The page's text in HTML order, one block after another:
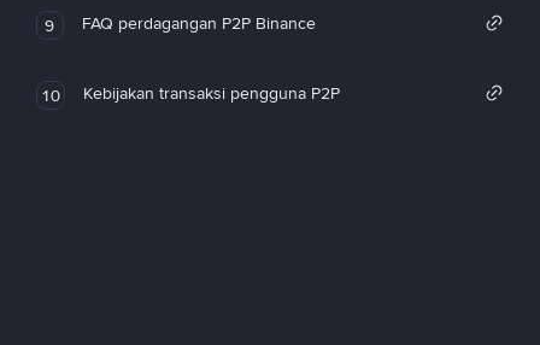
9 FAQ perdagangan P2P Binance
10 Kebijakan transaksi pengguna P2P